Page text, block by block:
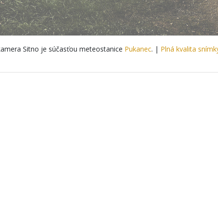
Sitno je súčasťou meteostanice Pukanec. | Plná kvalita